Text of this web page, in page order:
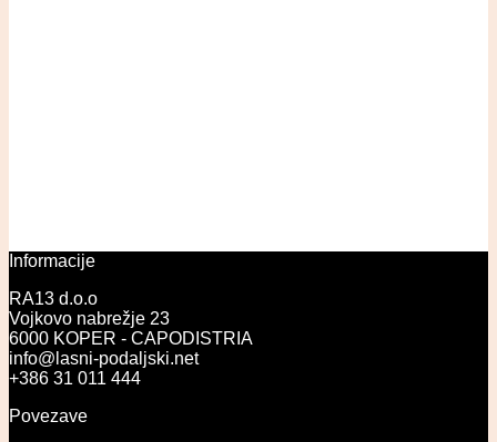
Informacije
RA13 d.o.o
Vojkovo nabrežje 23
6000 KOPER - CAPODISTRIA
info@lasni-podaljski.net
+386 31 011 444
Povezave